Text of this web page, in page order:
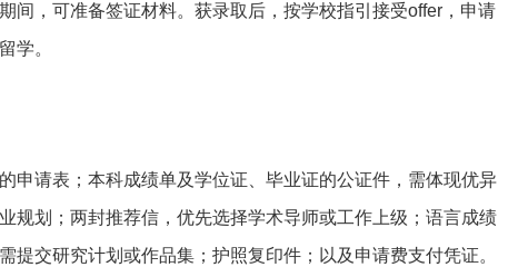
间，可准备签证材料。获录取后，按学校指引接受offer，申请
学。
申请表；本科成绩单及学位证、毕业证的公证件，需体现优异
规划；两封推荐信，优先选择学术导师或工作上级；语言成绩
交研究计划或作品集；护照复印件；以及申请费支付凭证。